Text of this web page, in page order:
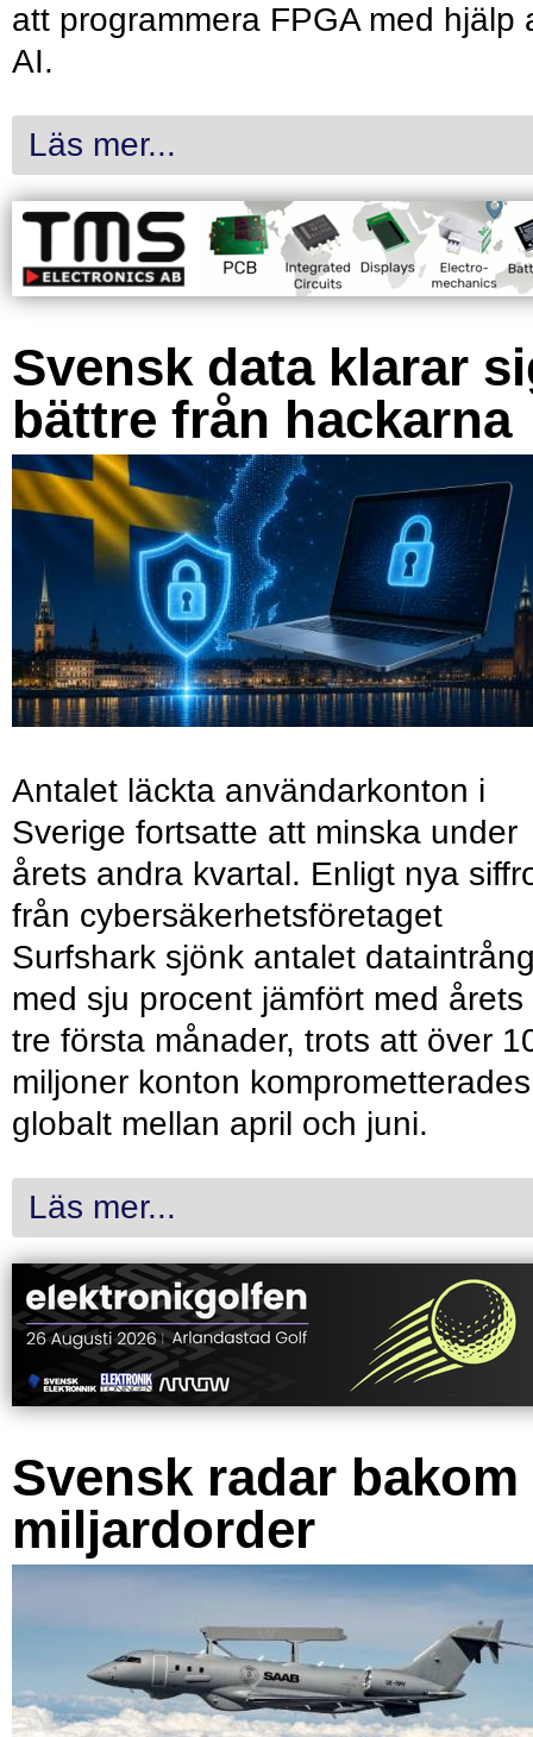
att programmera FPGA med hjälp
AI.
Läs mer...
Svensk data klarar
bättre från hackarna
Antalet läckta användarkonton i
Sverige fortsatte att minska under
årets andra kvartal. Enligt nya
från cybersäkerhetsföretaget
Surfshark sjönk antalet
med sju procent jämfört med årets
tre första månader, trots att över
miljoner konton komprometterades
globalt mellan april och juni.
Läs mer...
Svensk radar bakom
miljardorder